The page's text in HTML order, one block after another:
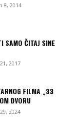
8, 2014
SAMO ČITAJ SINE
2017
FILMA „33
DVORU
2024